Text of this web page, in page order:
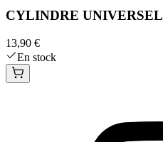
CYLINDRE
13,90 €
En stock